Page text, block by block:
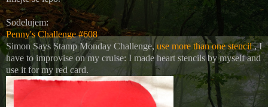
Sodelujem:
Penny's Challenge #608
Simon Says Stamp Monday Challenge, use more than one stencil, I
have to improvise on my cruise: I made heart stencils by myself and
use it for my red card.